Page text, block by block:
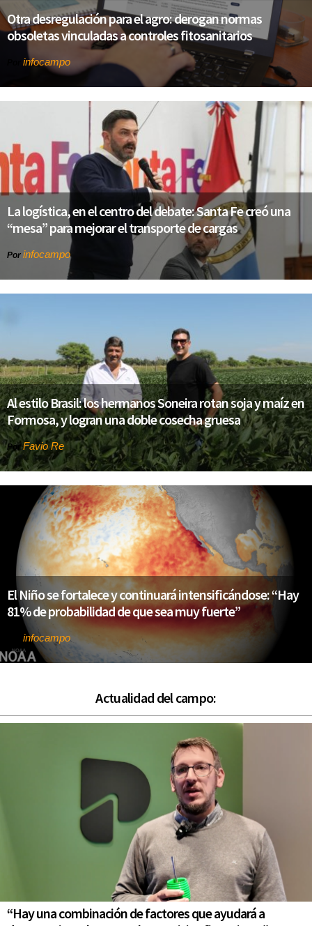
Otra desregulación para el agro: derogan normas
obsoletas vinculadas a controles fitosanitarios
infocampo
La logística, en el centro del debate: Santa Fe creó una
“mesa” para mejorar el transporte de cargas
Por infocampo
Al estilo Brasil: los hermanos Soneira rotan soja y maíz en
Formosa, y logran una doble cosecha gruesa
PorFavio Re
El Niño se fortalece y continuará intensificándose: “Hay
81% de probabilidad de que sea muy fuerte”
infocampo
Actualidad del campo:
“Hay una combinación de factores que ayudará a